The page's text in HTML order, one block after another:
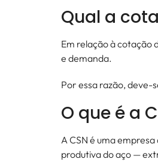
Qual a
Em relação à cotação
e demanda.
Por essa razão, deve-
O que é a
A CSN é uma
produtiva do aço —